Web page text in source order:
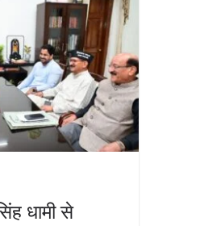
धामी से